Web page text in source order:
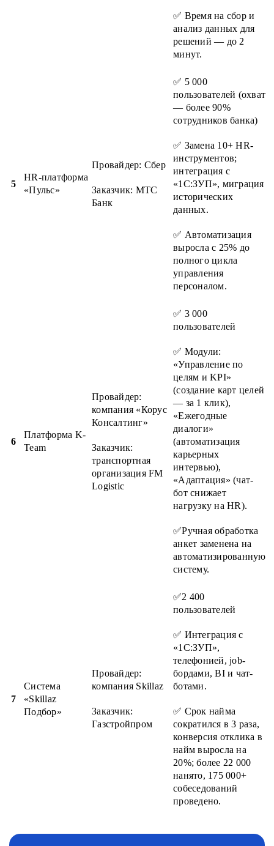
✅ Время на сбор и
анализ данных для
решений — до 2
минут.
5
HR-платформа
«Пульс»
Провайдер: Сбер
Заказчик: МТС
Банк
✅ 5 000
пользователей (охват
— более 90%
сотрудников банка)
✅ Замена 10+ HR-
инструментов;
интеграция с
«1С:ЗУП», миграция
исторических
данных.
✅ Автоматизация
выросла с 25% до
полного цикла
управления
персоналом.
6
Платформа K-
Team
Провайдер:
компания «Корус
Консалтинг»
Заказчик:
транспортная
организация FM
Logistic
✅ 3 000
пользователей
✅ Модули:
«Управление по
целям и KPI»
(создание карт целей
— за 1 клик),
«Ежегодные
диалоги»
(автоматизация
карьерных
интервью),
«Адаптация» (чат-
бот снижает
нагрузку на HR).
✅Ручная обработка
анкет заменена на
автоматизированную
систему.
7
Система
«Skillaz
Подбор»
Провайдер:
компания Skillaz
Заказчик:
Газстройпром
✅2 400
пользователей
✅ Интеграция с
«1С:ЗУП»,
телефонией, job-
бордами, BI и чат-
ботами.
✅ Срок найма
сократился в 3 раза,
конверсия отклика в
найм выросла на
20%; более 22 000
нанято, 175 000+
собеседований
проведено.